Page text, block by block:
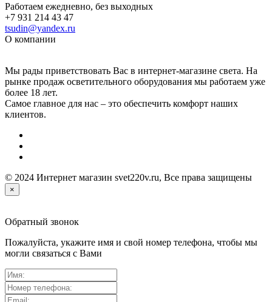
Работаем ежедневно, без выходных
+7 931 214 43 47
tsudin@yandex.ru
О компании
Мы рады приветствовать Вас в интернет-магазине света. На
рынке продаж осветительного оборудования мы работаем уже
более 18 лет.
Самое главное для нас – это обеспечить комфорт наших
клиентов.
© 2024 Интернет магазин svet220v.ru, Все права защищены
×
Обратный звонок
Пожалуйста, укажите имя и свой номер телефона, чтобы мы
могли связаться с Вами